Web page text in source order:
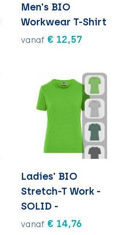
Men's BIO
Workwear T-Shirt
vanaf € 12,57
Ladies' BIO
Stretch-T Work -
SOLID -
vanaf € 14,76